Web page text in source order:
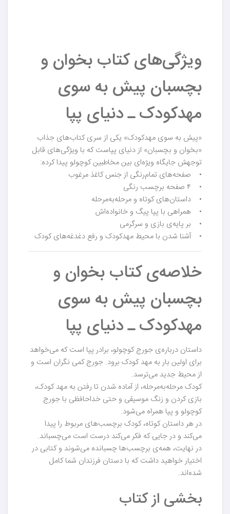
ویژگی‌های کتاب بخوان و
بچسبان پیش به سوی
مهدکودک ـ دنیای پپا
«پیش به سوی مهدکودک» یکی از سری کتاب‌های جذاب
«بخوان و بچسبان» از دنیای پپاست که با ویژگی‌های قابل
توجهش جایگاه ویژه‌ای بین مخاطبین کوچولو پیدا کرده:
• صفحه‌های تمام‌رنگی از جنس کاغذ مرغوب
• ۴ صفحه برچسب رنگی
• داستان‌های کوتاه و مرحله‌به‌مرحله
• همراهی با پپا پیگ و خانواده‌اش
• بر پایه‌ی بازی و سرگرمی
• آشنا شدن با محیط مهدکودک و رفع دغدغه‌های کودک
خلاصه‌ی کتاب بخوان و
بچسبان پیش به سوی
مهدکودک ـ دنیای پپا
داستان درباره‌ی جورج کوچولو، برادر پپا است که می‌خواهد
برای اولین بار به مهد کودک برود. جورج کمی نگران است و
از محیط جدید می‌ترسد.
کودک مرحله‌به‌مرحله، از آماده شدن تا رفتن به مهد کودک،
بازی کردن و زنگ موسیقی و حتی خداحافظی با جورج
کوچولو و پپا همراه می‌شود.
در هر داستان کوتاه، کودک برچسب‌های مربوط را پیدا
می‌کند و در جایی که فکر می‌کند درست است می‌چسباند.
در نهایت، همه‌ی برچسب‌ها چسبانده می‌شوند و کتابی در
اختیار خواهید داشت که با دستان فرزندان شما کامل
شده‌اند.
بخشی از کتاب